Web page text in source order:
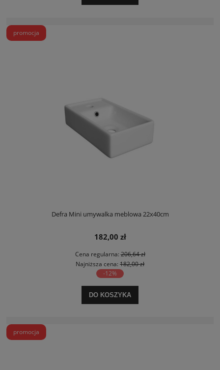
Defra Mini umywalka meblowa 22x40cm
182,00 zł
Cena regularna:206,64 zł
Najniższa cena: 182,00 zł
-12%
DO KOSZYKA
promocja
promocja